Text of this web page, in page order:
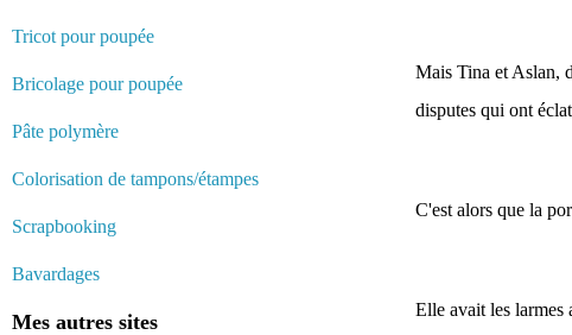
Tricot pour poupée
Bricolage pour poupée
Pâte polymère
Colorisation de tampons/étampes
Scrapbooking
Bavardages
Mes autres sites
Mais Tina et Aslan,
disputes qui ont
C'est alors que la
Elle avait les larmes